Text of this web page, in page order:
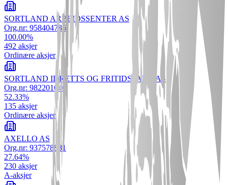
SORTLAND ARBEIDSSENTER AS
Org.nr: 958404786
100.00%
492 aksjer
Ordinære aksjer
SORTLAND IDRETTS OG FRITIDSPARK AS
Org.nr: 982201640
52.33%
135 aksjer
Ordinære aksjer
AXELLO AS
Org.nr: 937578881
27.64%
230 aksjer
A-aksjer